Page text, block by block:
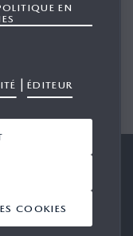
EN
| ÉDITEUR
COOKIES